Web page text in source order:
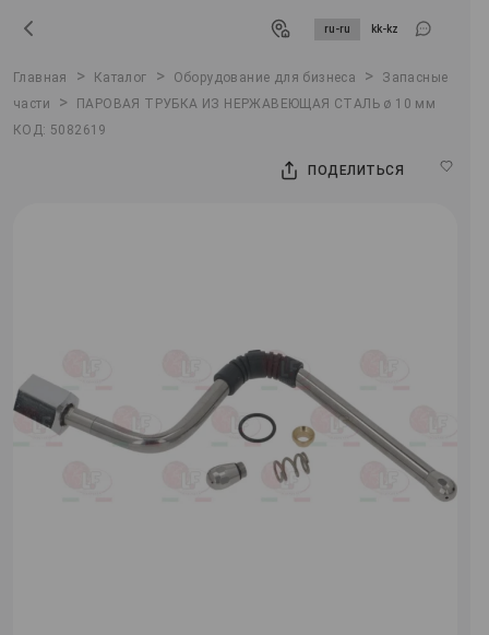
ru-ru kk-kz
Главная > Каталог > Оборудование для бизнеса >
Запасные
части
>
ПАРОВАЯ ТРУБКА ИЗ НЕРЖАВЕЮЩАЯ СТАЛЬ ø 10 мм
КОД: 5082619
ПОДЕЛИТЬСЯ